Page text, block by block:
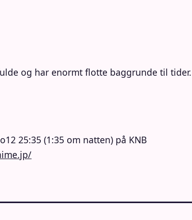
og har enormt flotte baggrunde til tider.
25:35 (1:35 om natten) på KNB